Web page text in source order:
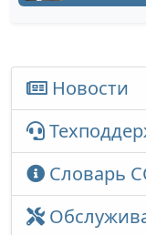
Новости
Словарь